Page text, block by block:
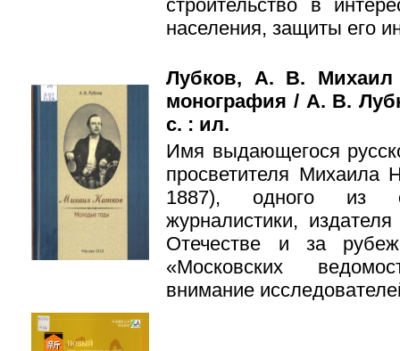
строительство в
населения, защиты его
Лубков, А. В.
монография / А. В.
с. : ил.
Имя выдающегося
просветителя Михаила
1887), одного из
журналистики,
Отечестве и за
«Московских
внимание